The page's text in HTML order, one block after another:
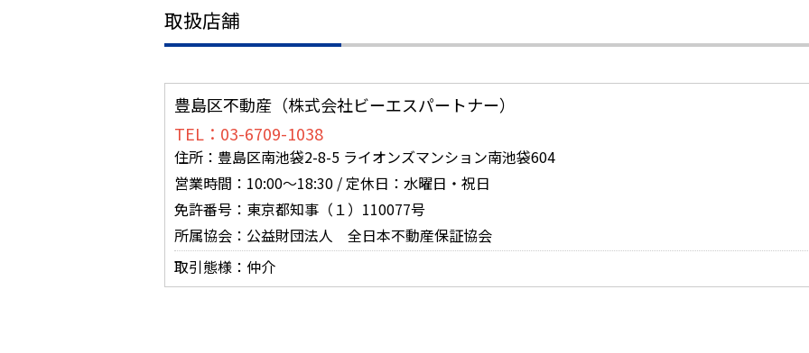
取扱店舗
豊島区不動産（株式会社ビーエスパートナー）
TEL：03-6709-1038
住所：豊島区南池袋2-8-5 ライオンズマンション南池袋604
営業時間：10:00～18:30 / 定休日：水曜日・祝日
免許番号：東京都知事（１）110077号
所属協会：公益財団法人 全日本不動産保証協会
取引態様：仲介